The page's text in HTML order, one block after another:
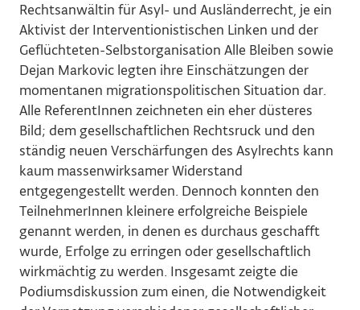
Rechtsanwältin für Asyl- und Ausländerrecht, je ein
Aktivist der Interventionistischen Linken und der
Geflüchteten-Selbstorganisation Alle Bleiben sowie
Dejan Markovic legten ihre Einschätzungen der
momentanen migrationspolitischen Situation dar.
Alle ReferentInnen zeichneten ein eher düsteres
Bild; dem gesellschaftlichen Rechtsruck und den
ständig neuen Verschärfungen des Asylrechts kann
kaum massenwirksamer Widerstand
entgegengestellt werden. Dennoch konnten den
TeilnehmerInnen kleinere erfolgreiche Beispiele
genannt werden, in denen es durchaus geschafft
wurde, Erfolge zu erringen oder gesellschaftlich
wirkmächtig zu werden. Insgesamt zeigte die
Podiumsdiskussion zum einen, die Notwendigkeit